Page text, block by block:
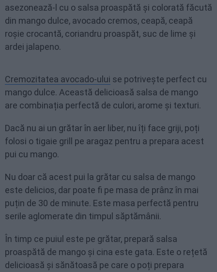
asezonează-l cu o salsa proaspătă și colorată făcută
din mango dulce, avocado cremos, ceapă, ceapă
roșie crocantă, coriandru proaspăt, suc de lime și
ardei jalapeno.
Cremozitatea avocado-ului se potrivește perfect cu
mango dulce. Această delicioasă salsa de mango
are combinația perfectă de culori, arome și texturi.
Dacă nu ai un grătar în aer liber, nu îți face griji, poți
folosi o tigaie grill pe aragaz pentru a prepara acest
pui cu mango.
Nu doar că acest pui la grătar cu salsa de mango
este delicios, dar poate fi pe masa de prânz în mai
puțin de 30 de minute. Este masa perfectă pentru
serile aglomerate din timpul săptămânii.
În timp ce puiul este pe grătar, prepară salsa
proaspătă de mango și cina este gata. Este o rețetă
delicioasă și sănătoasă pe care o poți prepara